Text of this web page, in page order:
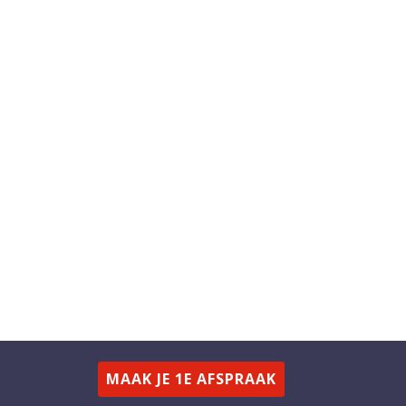
MAAK JE 1E AFSPRAAK